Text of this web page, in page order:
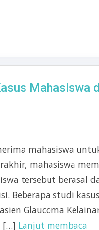
Mahasiswa
mahasiswa
mahasiswa
tersebut berasal
Beberapa studi
Glaucoma
[…] Lanjut membaca